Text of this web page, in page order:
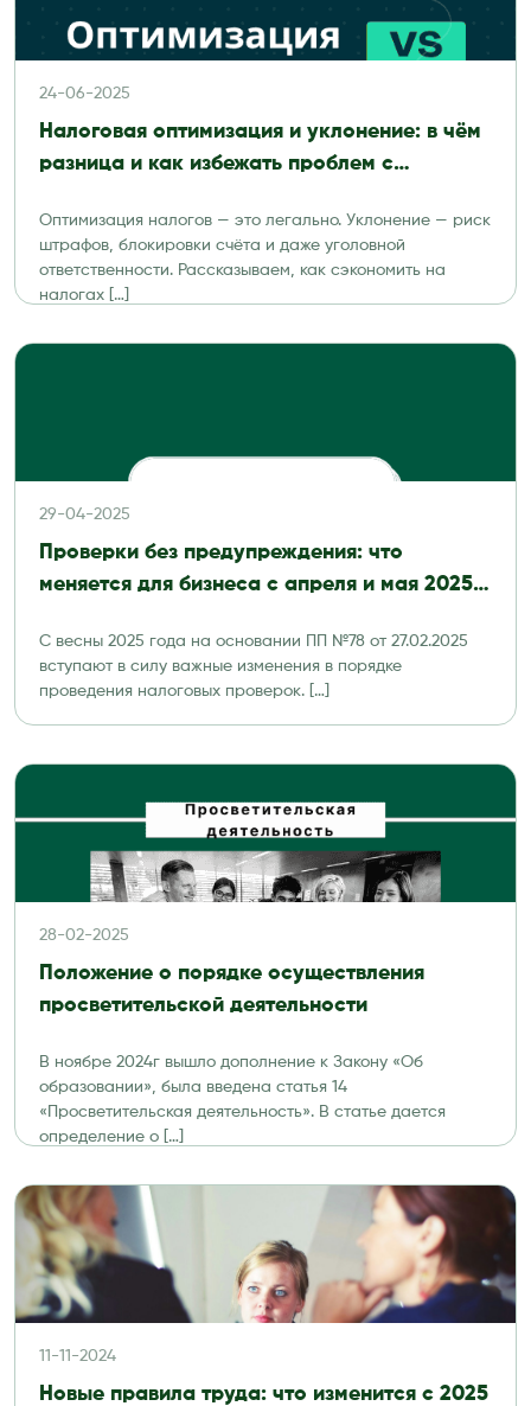
24-06-2025
Налоговая оптимизация и уклонение: в чём
разница и как избежать проблем с
Оптимизация налогов — это легально. Уклонение — риск
штрафов, блокировки счёта и даже уголовной
ответственности. Рассказываем, как сэкономить на
налогах […]
29-04-2025
Проверки без предупреждения: что
меняется для бизнеса с апреля и мая 2025
С весны 2025 года на основании ПП №78 от 27.02.2025
вступают в силу важные изменения в порядке
проведения налоговых проверок. […]
28-02-2025
Положение о порядке осуществления
просветительской деятельности
В ноябре 2024г вышло дополнение к Закону «Об
образовании», была введена статья 14
«Просветительская деятельность». В статье дается
определение о […]
11-11-2024
Новые правила труда: что изменится с 2025